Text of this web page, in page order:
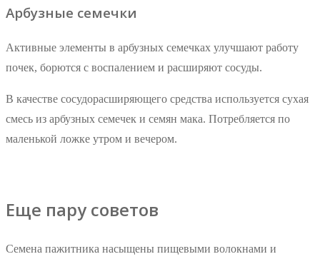
Арбузные семечки
Активные элементы в арбузных семечках улучшают работу
почек, борются с воспалением и расширяют сосуды.
В качестве сосудорасширяющего средства используется сухая
смесь из арбузных семечек и семян мака. Потребляется по
маленькой ложке утром и вечером.
Еще пару советов
Семена пажитника насыщены пищевыми волокнами и